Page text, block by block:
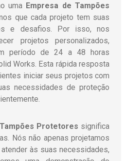
uma Empresa de Tampões
que cada projeto tem suas
e desafios. Por isso, nos
projetos personalizados,
período de 24 a 48 horas
Works. Esta rápida resposta
iniciar seus projetos com
necessidades de proteção
Protetores significa
Nós não apenas projetamos
às suas necessidades,